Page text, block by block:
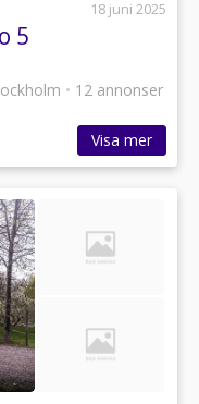
18 juni 2025
5
• 12 annonser
Visa mer